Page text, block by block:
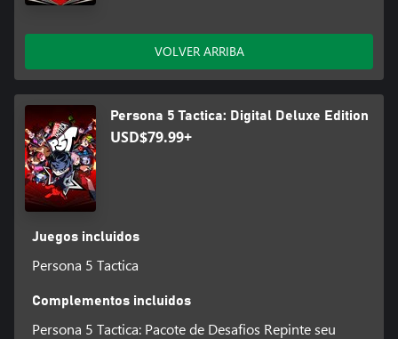
VOLVER ARRIBA
Persona 5 Tactica: Digital Deluxe Edition
USD$79.99+
Juegos incluidos
Persona 5 Tactica
Complementos incluidos
Persona 5 Tactica: Pacote de Desafios Repinte seu